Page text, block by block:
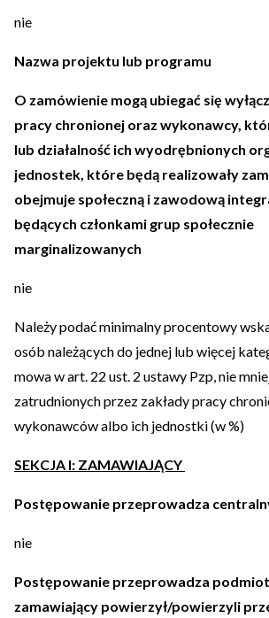
nie
Nazwa projektu lub programu
O zamówienie mogą ubiegać się
pracy chronionej oraz wykonawcy,
lub działalność ich wyodrębnionych
jednostek, które będą realizowały
obejmuje społeczną i zawodową
będących członkami grup społecznie
marginalizowanych
nie
Należy podać minimalny procentowy
osób należących do jednej lub więcej
mowa w art. 22 ust. 2 ustawy Pzp, nie
zatrudnionych przez zakłady pracy
wykonawców albo ich jednostki (w %)
SEKCJA I: ZAMAWIAJĄCY
Postępowanie przeprowadza
nie
Postępowanie przeprowadza
zamawiający powierzył/powierzyli